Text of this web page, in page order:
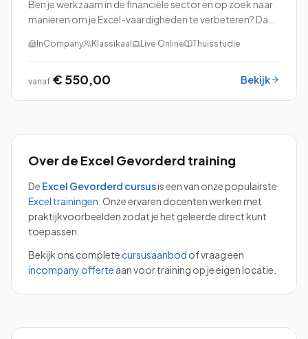
Ben je werkzaam in de financiële sector en op zoek naar
manieren om je Excel-vaardigheden te verbeteren? Dan
hebt!InCompany Klassikaal Live Online Thuisstudie
vanaf € 550,00 Bekijk
Over de Excel Gevorderd training
De Excel Gevorderd cursusis een van onze populairste
Excel trainingen Onze ervaren docenten werken met
praktijkvoorbeelden zodat je het geleerde direct kunt
toepassen.
Bekijk ons completecursusaanbod of vraag een
incompany offerte aan voor training op je eigen locatie.